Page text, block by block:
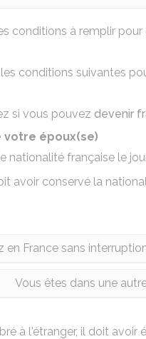
conditions à remplir
conditions suivantes
si vous pouvez devenir
votre époux(se)
nationalité française le
avoir conservé la
en France sans
Vous êtes dans une
à l'étranger, il doit avoir